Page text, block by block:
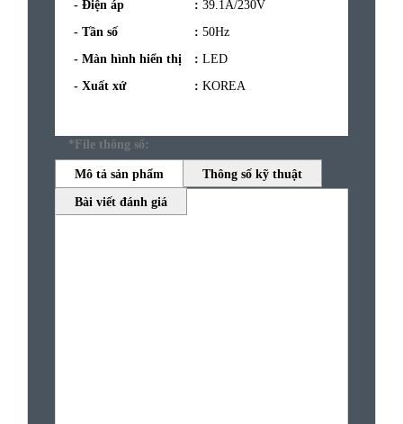
- Điện áp : 39.1A/230V
- Tần số
: 50Hz
- Màn hình hiển thị
: LED
- Xuất xứ
: KOREA
*File thông số:
Mô tả sản phẩm Thông số kỹ thuật
Bài viết đánh giá